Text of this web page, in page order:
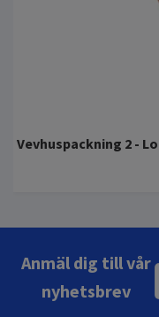
Vevhuspackning 2 -
Anmäl dig till vår
nyhetsbrev